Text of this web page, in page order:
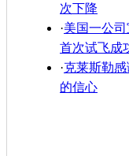
次下降
·美国一公
首次试飞成
·克莱斯勒
的信心